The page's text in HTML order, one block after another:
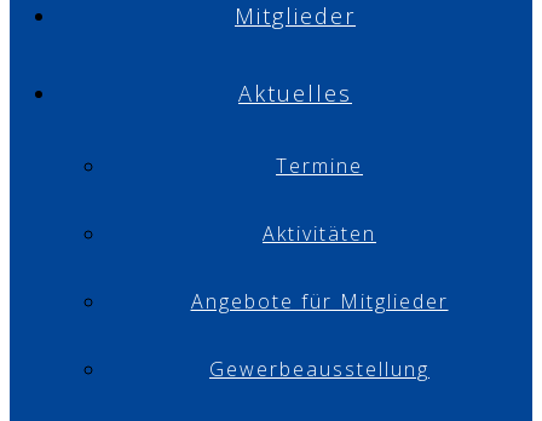
Mitglieder
Aktuelles
Termine
Aktivitäten
Angebote für Mitglieder
Gewerbeausstellung